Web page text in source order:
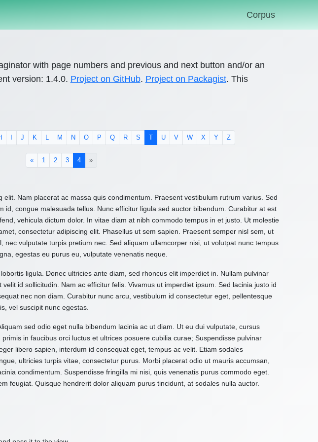
Corpus
with page numbers and previous and next button and/or an
version: 1.4.0. Project on GitHub. Project on Packagist. This
J K L M N O P Q R S U V W X Y Z
« 1 2 3 4(current)
»
Nam placerat ac massa quis condimentum. Praesent vestibulum rutrum varius. Sed
id, congue malesuada tellus. Nunc efficitur ligula sed auctor bibendum. Curabitur at est
vehicula dictum dolor. In vitae diam at nibh commodo tempus in et justo. Ut molestie
consectetur adipiscing elit. Phasellus ut sem sapien. Praesent semper nisl sem, ut
nec vulputate turpis pretium nec. Sed aliquam ullamcorper nisi, ut volutpat nunc tempus
egestas eu purus eu, vulputate venenatis neque.
ligula. Donec ultricies ante diam, sed rhoncus elit imperdiet in. Nullam pulvinar
id sollicitudin. Nam ac efficitur felis. Vivamus ut imperdiet ipsum. Sed lacinia justo id
nec non diam. Curabitur nunc arcu, vestibulum id consectetur eget, pellentesque
vel suscipit nunc egestas.
sed odio eget nulla bibendum lacinia ac ut diam. Ut eu dui vulputate, cursus
in faucibus orci luctus et ultrices posuere cubilia curae; Suspendisse pulvinar
libero sapien, interdum id consequat eget, tempus ac velit. Etiam sodales
ultricies turpis vitae, consectetur purus. Morbi placerat odio ut mauris accumsan,
condimentum. Suspendisse fringilla mi nisi, quis venenatis purus commodo eget.
feugiat. Quisque hendrerit dolor aliquam purus tincidunt, at sodales nulla auctor.